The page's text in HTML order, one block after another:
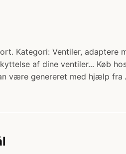
Kategori: Ventiler,
af dine ventiler... Køb
være genereret med hjælp fra